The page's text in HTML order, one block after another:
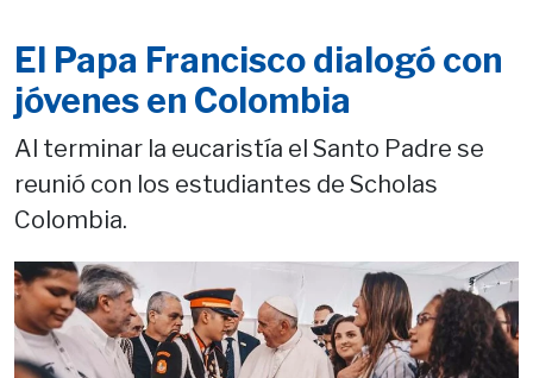
El Papa Francisco dialogó con
jóvenes en Colombia
Al terminar la eucaristía el Santo Padre se
reunió con los estudiantes de Scholas
Colombia.